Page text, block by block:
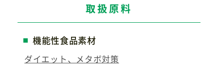
取扱原料
機能性食品素材
ダイエット、メタボ対策